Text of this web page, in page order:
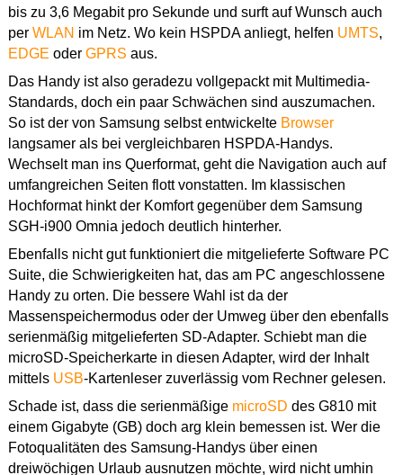
bis zu 3,6 Megabit pro Sekunde und surft auf Wunsch auch
per WLAN im Netz. Wo kein HSPDA anliegt, helfen UMTS,
EDGE oder GPRS aus.
Das Handy ist also geradezu vollgepackt mit Multimedia-
Standards, doch ein paar Schwächen sind auszumachen.
So ist der von Samsung selbst entwickelte Browser
langsamer als bei vergleichbaren HSPDA-Handys.
Wechselt man ins Querformat, geht die Navigation auch auf
umfangreichen Seiten flott vonstatten. Im klassischen
Hochformat hinkt der Komfort gegenüber dem Samsung
SGH-i900 Omnia jedoch deutlich hinterher.
Ebenfalls nicht gut funktioniert die mitgelieferte Software PC
Suite, die Schwierigkeiten hat, das am PC angeschlossene
Handy zu orten. Die bessere Wahl ist da der
Massenspeichermodus oder der Umweg über den ebenfalls
serienmäßig mitgelieferten SD-Adapter. Schiebt man die
microSD-Speicherkarte in diesen Adapter, wird der Inhalt
mittels USB-Kartenleser zuverlässig vom Rechner gelesen.
Schade ist, dass die serienmäßige microSD des G810 mit
einem Gigabyte (GB) doch arg klein bemessen ist. Wer die
Fotoqualitäten des Samsung-Handys über einen
dreiwöchigen Urlaub ausnutzen möchte, wird nicht umhin